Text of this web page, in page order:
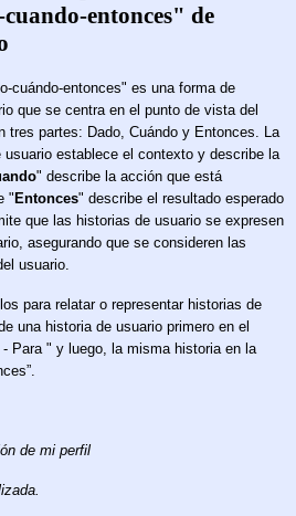
entonces" de
cuándo-entonces" es una forma de
que se centra en el punto de vista del
tres partes: Dado, Cuándo y Entonces. La
usuario establece el contexto y describe la
" describe la acción que está
" Entonces" describe el resultado esperado
que las historias de usuario se expresen
asegurando que se consideren las
usuario.
para relatar o representar historias de
una historia de usuario primero en el
Para " y luego, la misma historia en la
de mi perfil